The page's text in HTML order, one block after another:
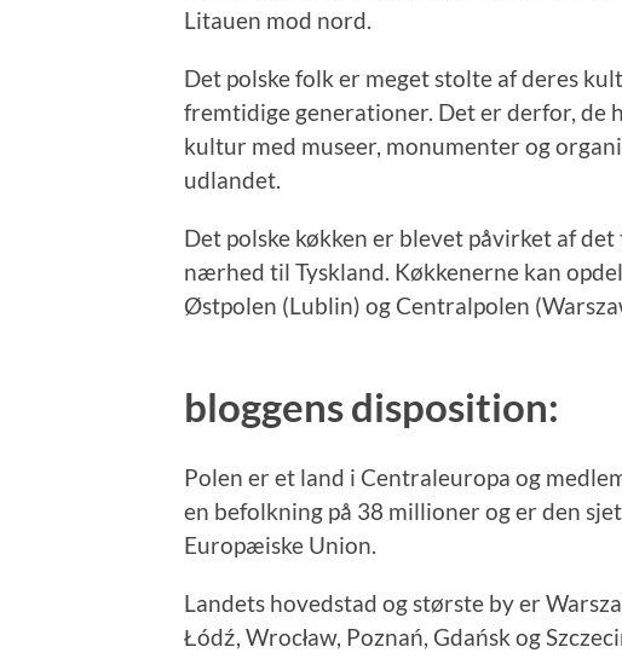
Litauen mod nord.
Det polske folk er meget stolte af deres
fremtidige generationer. Det er derfor, de
kultur med museer, monumenter og
udlandet.
Det polske køkken er blevet påvirket af
nærhed til Tyskland. Køkkenerne kan
Østpolen (Lublin) og Centralpolen
bloggens disposition:
Polen er et land i Centraleuropa og
en befolkning på 38 millioner og er den
Europæiske Union.
Landets hovedstad og største by er
Łódź, Wrocław, Poznań, Gdańsk og